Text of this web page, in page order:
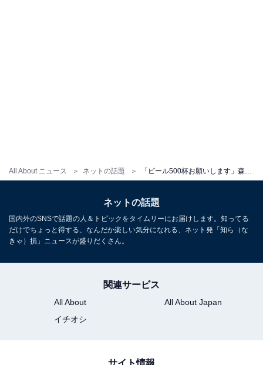
All About ニュース ネットの話題
ネットの話題
国内外のSNSで話題の人＆トピックをタイムリーにお届けします。知ってる
だけでちょっと得する、なんだか楽しい気分になれる、ネット発「知ら（な
きゃ）損」ニュースが盛りだくさん。
関連サービス
All About
All About Japan
イチオシ
サイト情報